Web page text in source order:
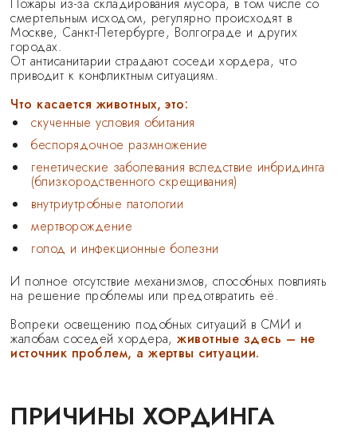
смертельным исходом, регулярно происходят в
Москве, Санкт-Петербурге, Волгограде и других
городах.
От антисанитарии страдают соседи хордера, что
приводит к конфликтным ситуациям.
Что касается животных, это:
скученные условия обитания
беспорядочное размножение
генетические заболевания вследствие инбридинга
(близкородственного скрещивания)
внутриутробные патологии
мертворождение
голод и инфекционные болезни
И полное отсутствие механизмов, способных повлиять
на решение проблемы или предотвратить её.
Вопреки освещению подобных ситуаций в СМИ и
жалобам соседей хордера,животные здесь – не
источник проблем, а жертвы ситуации.
ПРИЧИНЫ ХОРДИНГА